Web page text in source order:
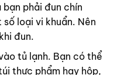
phải đun chín
loại vi khuẩn. Nên
đun.
tủ lạnh. Bạn có thể
thực phẩm hay hộp,